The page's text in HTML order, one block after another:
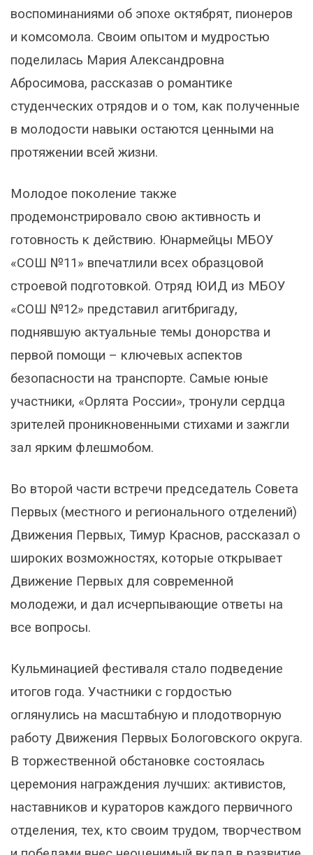
воспоминаниями об эпохе октябрят, пионеров
и комсомола. Своим опытом и мудростью
поделилась Мария Александровна
Абросимова, рассказав о романтике
студенческих отрядов и о том, как полученные
в молодости навыки остаются ценными на
протяжении всей жизни.
Молодое поколение также
продемонстрировало свою активность и
готовность к действию. Юнармейцы МБОУ
«СОШ №11» впечатлили всех образцовой
строевой подготовкой. Отряд ЮИД из МБОУ
«СОШ №12» представил агитбригаду,
поднявшую актуальные темы донорства и
первой помощи – ключевых аспектов
безопасности на транспорте. Самые юные
участники, «Орлята России», тронули сердца
зрителей проникновенными стихами и зажгли
зал ярким флешмобом.
Во второй части встречи председатель Совета
Первых (местного и регионального отделений)
Движения Первых, Тимур Краснов, рассказал о
широких возможностях, которые открывает
Движение Первых для современной
молодежи, и дал исчерпывающие ответы на
все вопросы.
Кульминацией фестиваля стало подведение
итогов года. Участники с гордостью
оглянулись на масштабную и плодотворную
работу Движения Первых Бологовского округа.
В торжественной обстановке состоялась
церемония награждения лучших: активистов,
наставников и кураторов каждого первичного
отделения, тех, кто своим трудом, творчеством